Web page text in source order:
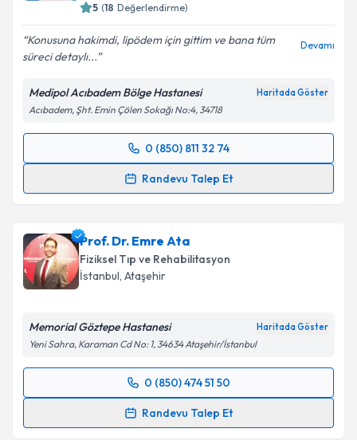
Kişisel verilerimin işlenmesine ilişkin
kapsamda işlenmesini kabul ediyorum.
Takvim Talebini Gönder
5 (18 Değerlendirme)
Konusuna hakimdi, lipödem için gittim ve bana tüm
süreci detaylı...
Devamı
Medipol Acıbadem Bölge Hastanesi Haritada Göster
Acıbadem, Şht. Emin Çölen Sokağı No:4, 34718
0 (850) 811 32 74
Randevu Talep Et
Randevu Takvimi Talebi
almanız için bir takvim hazırlandığında e-posta ile
bilgilendireceğiz.
E-posta Adresiniz
Kişisel verilerimin işlenmesine ilişkinAydınlatma
'ni okudum ve kişisel verilerimin belirtilen
kapsamda işlenmesini kabul ediyorum.
Prof. Dr. Emre Ata
Fiziksel Tıp ve Rehabilitasyon
İstanbul, Ataşehir
Memorial Göztepe Hastanesi Haritada Göster
Yeni Sahra, Karaman Cd No: 1, 34634 Ataşehir/İstanbul
0 (850) 474 51 50
Randevu Talep Et
Randevu Takvimi Talebi